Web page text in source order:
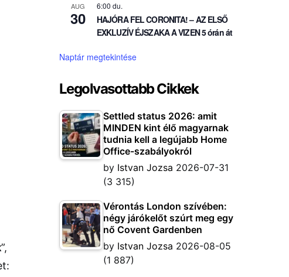
”,
AUG
30
6:00 du.
HAJÓRA FEL CORONITA! – AZ ELSŐ
EXKLUZÍV ÉJSZAKA A VIZEN 5 órán át
Naptár megtekintése
Legolvasottabb Cikkek
Settled status 2026: amit
MINDEN kint élő magyarnak
tudnia kell a legújabb Home
Office-szabályokról
by Istvan Jozsa 2026-07-31
(3 315)
Vérontás London szívében:
négy járókelőt szúrt meg egy
nő Covent Gardenben
by Istvan Jozsa 2026-08-05
(1 887)